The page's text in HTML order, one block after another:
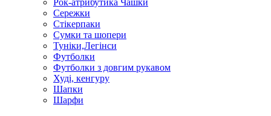
Рок-атрибутика Чашки
Сережки
Стікерпаки
Сумки та шопери
Туніки,Легінси
Футболки
Футболки з довгим рукавом
Худі, кенгуру
Шапки
Шарфи